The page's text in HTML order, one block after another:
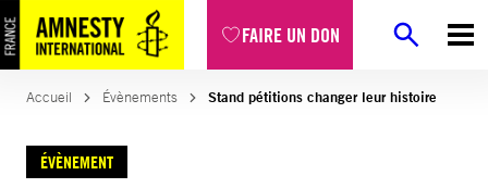
FAIRE UN DON
Accueil Évènements Stand pétitions changer leur histoire
ÉVÈNEMENT